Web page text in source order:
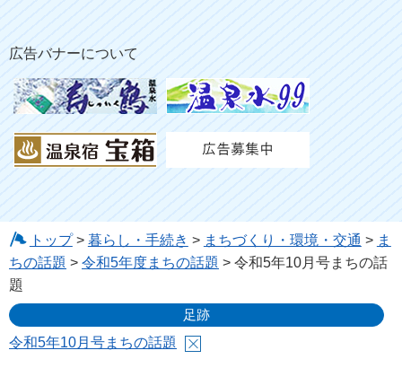
広告バナーについて
トップ> 暮らし・手続き > まちづくり・環境・交通 > ま
ちの話題 > 令和5年度まちの話題 > 令和5年10月号まちの話
題
足跡
令和5年10月号まちの話題